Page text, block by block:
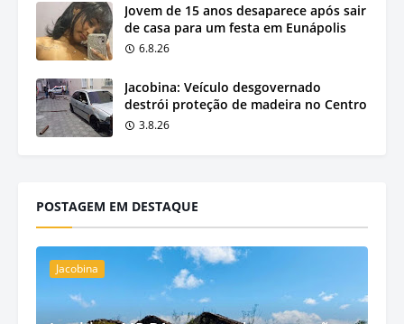
Jovem de 15 anos desaparece após sair
de casa para um festa em Eunápolis
6.8.26
Jacobina: Veículo desgovernado
destrói proteção de madeira no Centro
3.8.26
POSTAGEM EM DESTAQUE
Jacobina